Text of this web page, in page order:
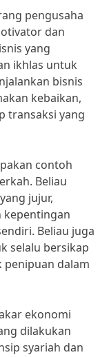
pengusaha
dan
yang
ikhlas untuk
bisnis
kebaikan,
transaksi yang
contoh
Beliau
jujur,
kepentingan
Beliau juga
selalu bersikap
penipuan dalam
ekonomi
dilakukan
syariah dan